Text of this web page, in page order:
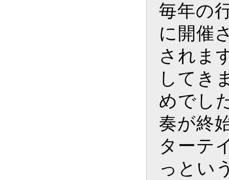
毎年の
に開催
されま
してき
めでし
奏が終
ターテ
っとい